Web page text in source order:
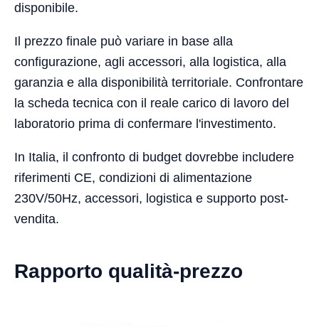
disponibile.
Il prezzo finale può variare in base alla
configurazione, agli accessori, alla logistica, alla
garanzia e alla disponibilità territoriale. Confrontare
la scheda tecnica con il reale carico di lavoro del
laboratorio prima di confermare l'investimento.
In Italia, il confronto di budget dovrebbe includere
riferimenti CE, condizioni di alimentazione
230V/50Hz, accessori, logistica e supporto post-
vendita.
Rapporto qualità-prezzo